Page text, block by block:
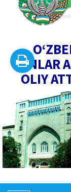
FANLAR
OLIY